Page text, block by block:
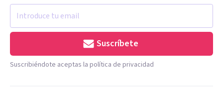
Suscríbete
Suscribiéndote aceptas la política de privacidad